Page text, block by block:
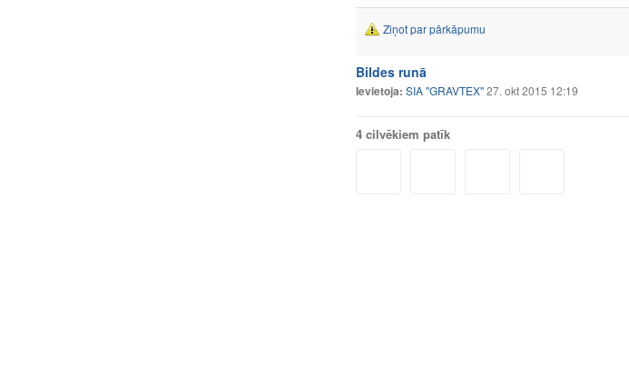
Ziņot par pārkāpumu
Bildes runā
Ievietoja: SIA ''GRAVTEX''27. okt 2015 12:19
4 cilvēkiem patīk